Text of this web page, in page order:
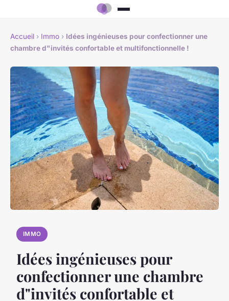
Accueil › Immo › Idées ingénieuses pour confectionner une
chambre d"invités confortable et multifonctionnelle !
IMMO
Idées ingénieuses pour
confectionner une chambre
d"invités confortable et